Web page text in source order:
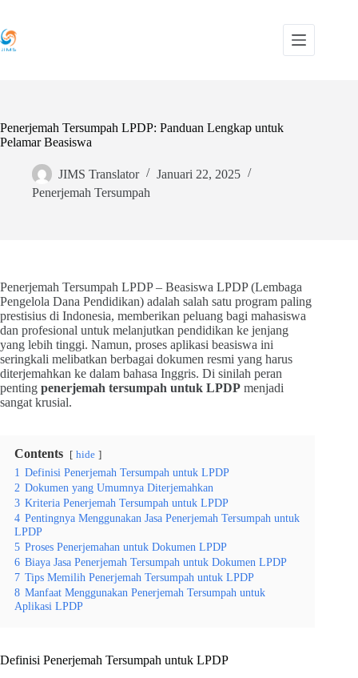
content
Penerjemah Tersumpah LPDP: Panduan Lengkap untuk
Pelamar Beasiswa
JIMS Translator
Januari 22, 2025
Penerjemah Tersumpah
Penerjemah Tersumpah LPDP – Beasiswa LPDP (Lembaga
Pengelola Dana Pendidikan) adalah salah satu program paling
prestisius di Indonesia, memberikan peluang bagi mahasiswa
dan profesional untuk melanjutkan pendidikan ke jenjang
yang lebih tinggi. Namun, proses aplikasi beasiswa ini
seringkali melibatkan berbagai dokumen resmi yang harus
diterjemahkan ke dalam bahasa Inggris. Di sinilah peran
penting penerjemah tersumpah untuk LPDP menjadi
sangat krusial.
Contents hide
1 Definisi Penerjemah Tersumpah untuk LPDP
2 Dokumen yang Umumnya Diterjemahkan
3 Kriteria Penerjemah Tersumpah untuk LPDP
4 Pentingnya Menggunakan Jasa Penerjemah Tersumpah untuk
LPDP
5 Proses Penerjemahan untuk Dokumen LPDP
6 Biaya Jasa Penerjemah Tersumpah untuk Dokumen LPDP
7 Tips Memilih Penerjemah Tersumpah untuk LPDP
8 Manfaat Menggunakan Penerjemah Tersumpah untuk
Aplikasi LPDP
Definisi Penerjemah Tersumpah untuk LPDP